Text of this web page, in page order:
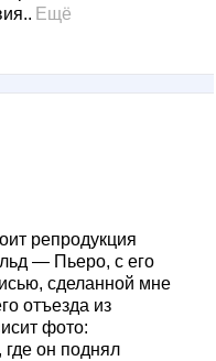
Ещё
репродукция
— Пьеро, с его
сделанной мне
отъезда из
фото:
он поднял